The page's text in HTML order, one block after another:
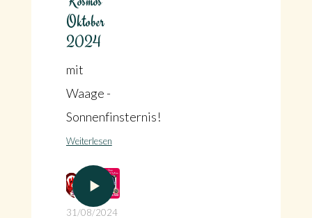
Oktober
2024
mit
Waage -
Sonnenfinsternis!
Weiterlesen
31/08/2024